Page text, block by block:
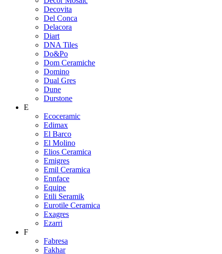
Decovita
Del Conca
Delacora
Diart
DNA Tiles
Do&Po
Dom Ceramiche
Domino
Dual Gres
Dune
Durstone
E
Ecoceramic
Edimax
El Barco
El Molino
Elios Ceramica
Emigres
Emil Ceramica
Ennface
Equipe
Etili Seramik
Eurotile Ceramica
Exagres
Ezarri
F
Fabresa
Fakhar